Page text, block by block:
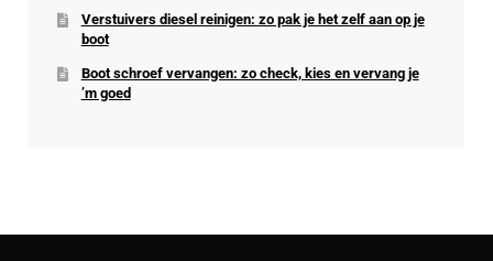
Verstuivers diesel reinigen: zo pak je het zelf aan op je
boot
Boot schroef vervangen: zo check, kies en vervang je
’m goed